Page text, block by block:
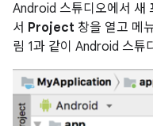
Android 스튜디오에서 새
서 Project 창을 열고 메
림 1과 같이 Android 스튜